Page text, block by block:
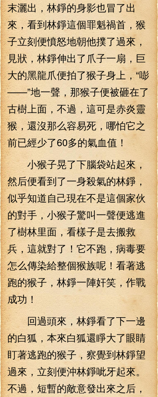
末灑出，林錚的身影也冒了出
來，看到林錚這個罪魁禍首，猴
子立刻便憤怒地朝他撲了過來，
見狀，林錚伸出了爪子一扇，巨
大的黑龍爪便拍了猴子身上，“嘭
——”地一聲，那猴子便被砸在了
古樹上面，不過，這可是赤炎靈
猴，還沒那么容易死，哪怕它之
前已經少了60多的氣血值！
小猴子晃了下腦袋站起來，
然后便看到了一身殺氣的林錚，
似乎知道自己現在不是這個家伙
的對手，小猴子驚叫一聲便逃進
了樹林里面，看樣子是去搬救
兵，這就對了！它不跑，病毒要
怎么傳染給整個猴族呢！看著逃
跑的猴子，林錚一陣奸笑，作戰
成功！
回過頭來，林錚看了下一邊
的白狐，本來白狐還睜大了眼睛
盯著逃跑的猴子，察覺到林錚望
過來，立刻便沖林錚呲牙起來。
不過，短暫的敵意發出來之后，